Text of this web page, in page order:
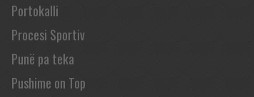
Portokalli
Procesi Sportiv
Punë pa teka
Pushime on Top